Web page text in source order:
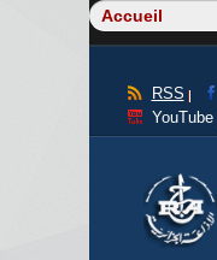
RSS
YouTube